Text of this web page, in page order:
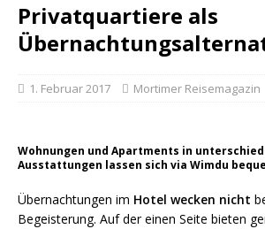
Privatquartiere als
1. Februar 2017 Mortimer Reisemagazin
Wohnungen und Apartments in
Ausstattungen lassen sich via Wimdu
Übernachtungen im Hotel wecken nicht
Begeisterung. Auf der einen Seite bieten